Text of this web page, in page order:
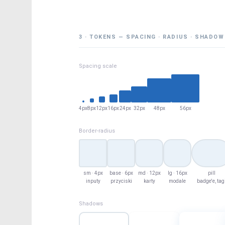
3 · TOKENS — SPACING · RADIUS · SHADOW
Spacing scale
4px8px12px16px24px 32px 48px 56px
Border-radius
sm · 4px
inputy
base · 6px
przyciski
md · 12px
karty
lg · 16px
modale
pill
badge'e,
Shadows